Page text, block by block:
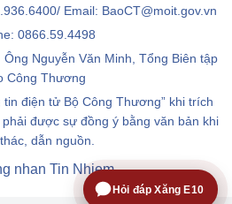
Email: BaoCT@moit.gov.vn
0866.59.4498
Nguyễn Văn Minh, Tổng Biên tập
Công Thương
điện tử Bộ Công Thương” khi trích
được sự đồng ý bằng văn bản khi
dẫn nguồn.
Hỏi đáp Xăng E10